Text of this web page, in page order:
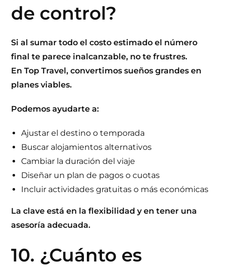
de control?
Si al sumar todo el costo estimado el número
final te parece inalcanzable, no te frustres.
EnTop Travel, convertimos sueños grandes en
planes viables.
Podemos ayudarte a:
Ajustar el destino o temporada
Buscar alojamientos alternativos
Cambiar la duración del viaje
Diseñar un plan de pagos o cuotas
Incluir actividades gratuitas o más económicas
La clave está en la flexibilidad y en tener una
asesoría adecuada.
10. ¿Cuánto es